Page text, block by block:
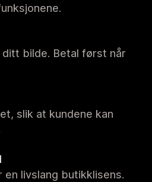
bilde. Betal først når
slik at kundene kan
en livslang butikklisens.